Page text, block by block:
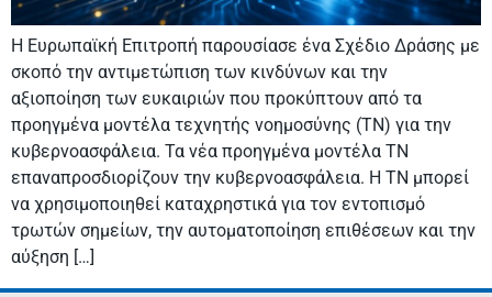
Η Ευρωπαϊκή Επιτροπή παρουσίασε ένα Σχέδιο Δράσης με
σκοπό την αντιμετώπιση των κινδύνων και την
αξιοποίηση των ευκαιριών που προκύπτουν από τα
προηγμένα μοντέλα τεχνητής νοημοσύνης (TN) για την
κυβερνοασφάλεια. Τα νέα προηγμένα μοντέλα ΤΝ
επαναπροσδιορίζουν την κυβερνοασφάλεια. Η ΤΝ μπορεί
να χρησιμοποιηθεί καταχρηστικά για τον εντοπισμό
τρωτών σημείων, την αυτοματοποίηση επιθέσεων και την
αύξηση […]